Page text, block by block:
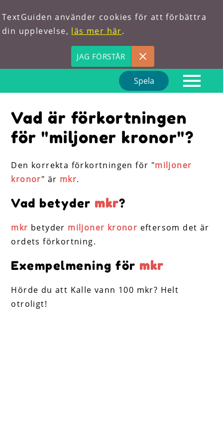
TextGuiden använder cookies för att förbättra
din upplevelse, läs mer här.
JAG FÖRSTÅR
Spela
Om oss
Förkortningar
Hitta ord
Vad är förkortningen
för "miljoner kronor"?
Den korrekta förkortningen för "miljoner
kronor" är mkr.
Vad betyder mkr?
mkr betyder miljoner kronor eftersom det är
ordets förkortning.
Exempelmening för mkr
Hörde du att Kalle vann 100 mkr? Helt
otroligt!